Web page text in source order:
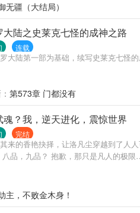
疆（大结局）
大陆之史莱克七怪的成神之路
连载
大陆第一部为基础，续写史莱克七怪
第573章 门都没有
魂？我，逆天进化，震惊世界
完结
来的香艳抉择，让洛凡尘穿越到了人
八品，九品？ 抱歉，那只是凡人的极
主，不败金木身！